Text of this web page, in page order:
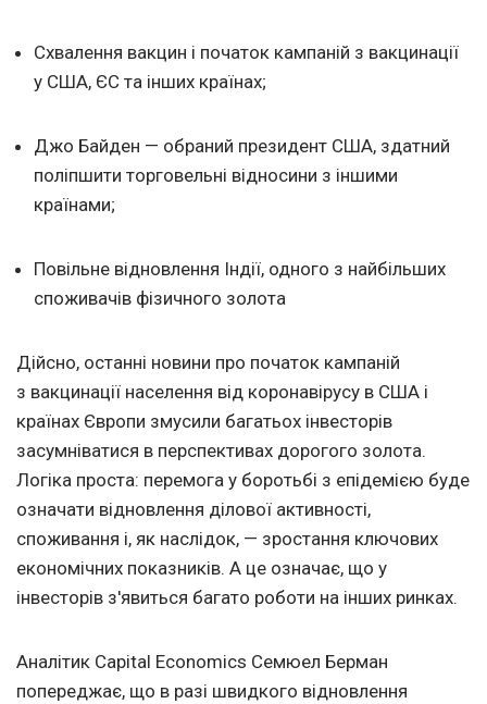
Схвалення вакцин і початок кампаній з вакцинації
у США, ЄС та інших країнах;
Джо Байден — обраний президент США, здатний
поліпшити торговельні відносини з іншими
країнами;
Повільне відновлення Індії, одного з найбільших
споживачів фізичного золота
Дійсно, останні новини про початок кампаній
з вакцинації населення від коронавірусу в США і
країнах Європи змусили багатьох інвесторів
засумніватися в перспективах дорогого золота.
Логіка проста: перемога у боротьбі з епідемією буде
означати відновлення ділової активності,
споживання і, як наслідок, — зростання ключових
економічних показників. А це означає, що у
інвесторів з'явиться багато роботи на інших ринках.
Аналітик Capital Economics Семюел Берман
попереджає, що в разі швидкого відновлення